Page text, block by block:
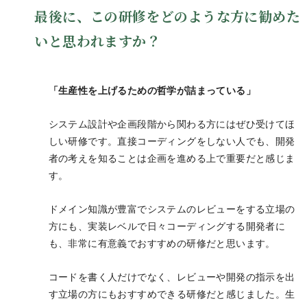
最後に、この研修をどのような方に勧めた
いと思われますか？
「生産性を上げるための哲学が詰まっている」
システム設計や企画段階から関わる方にはぜひ受けてほ
しい研修です。直接コーディングをしない人でも、開発
者の考えを知ることは企画を進める上で重要だと感じま
す。
ドメイン知識が豊富でシステムのレビューをする立場の
方にも、実装レベルで日々コーディングする開発者に
も、非常に有意義でおすすめの研修だと思います。
コードを書く人だけでなく、レビューや開発の指示を出
す立場の方にもおすすめできる研修だと感じました。生